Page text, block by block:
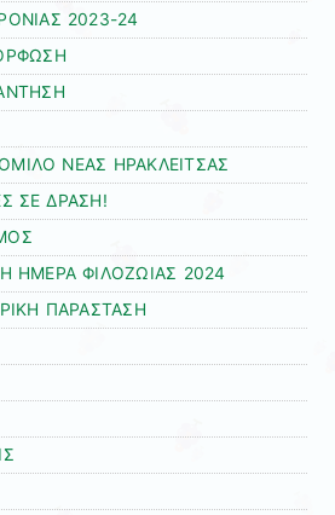
2023-24
ΝΕΑΣ ΗΡΑΚΛΕΙΤΣΑΣ
ΣΕ ΔΡΑΣΗ!
ΗΜΕΡΑ ΦΙΛΟΖΩΙΑΣ 2024
ΠΑΡΑΣΤΑΣΗ